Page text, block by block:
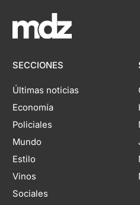
SECCIONES
Últimas noticias
Economía
Policiales
Mundo
Estilo
Vinos
Sociales